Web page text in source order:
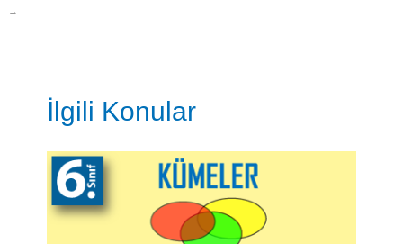
→
İlgili Konular